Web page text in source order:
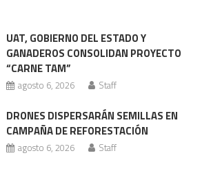
UAT, GOBIERNO DEL ESTADO Y
GANADEROS CONSOLIDAN PROYECTO
“CARNE TAM”
agosto 6, 2026 Staff
DRONES DISPERSARÁN SEMILLAS EN
CAMPAÑA DE REFORESTACIÓN
agosto 6, 2026 Staff